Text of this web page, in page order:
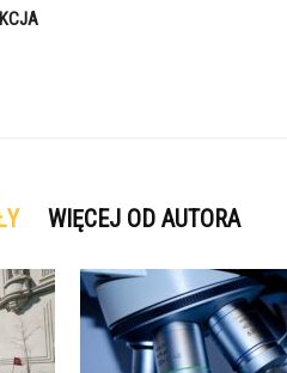
WIĘCEJ OD AUTORA